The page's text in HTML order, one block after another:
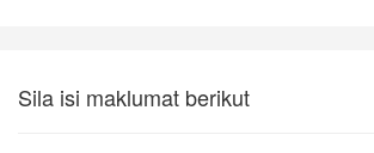
Sila isi maklumat berikut